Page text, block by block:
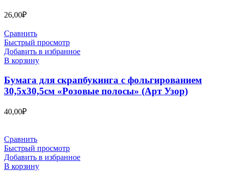
26,00₽
Сравнить
Быстрый просмотр
Добавить в избранное
В корзину
Бумага для скрапбукинга с фольгированием
30,5х30,5см «Розовые полосы» (Арт Узор)
40,00₽
Сравнить
Быстрый просмотр
Добавить в избранное
В корзину